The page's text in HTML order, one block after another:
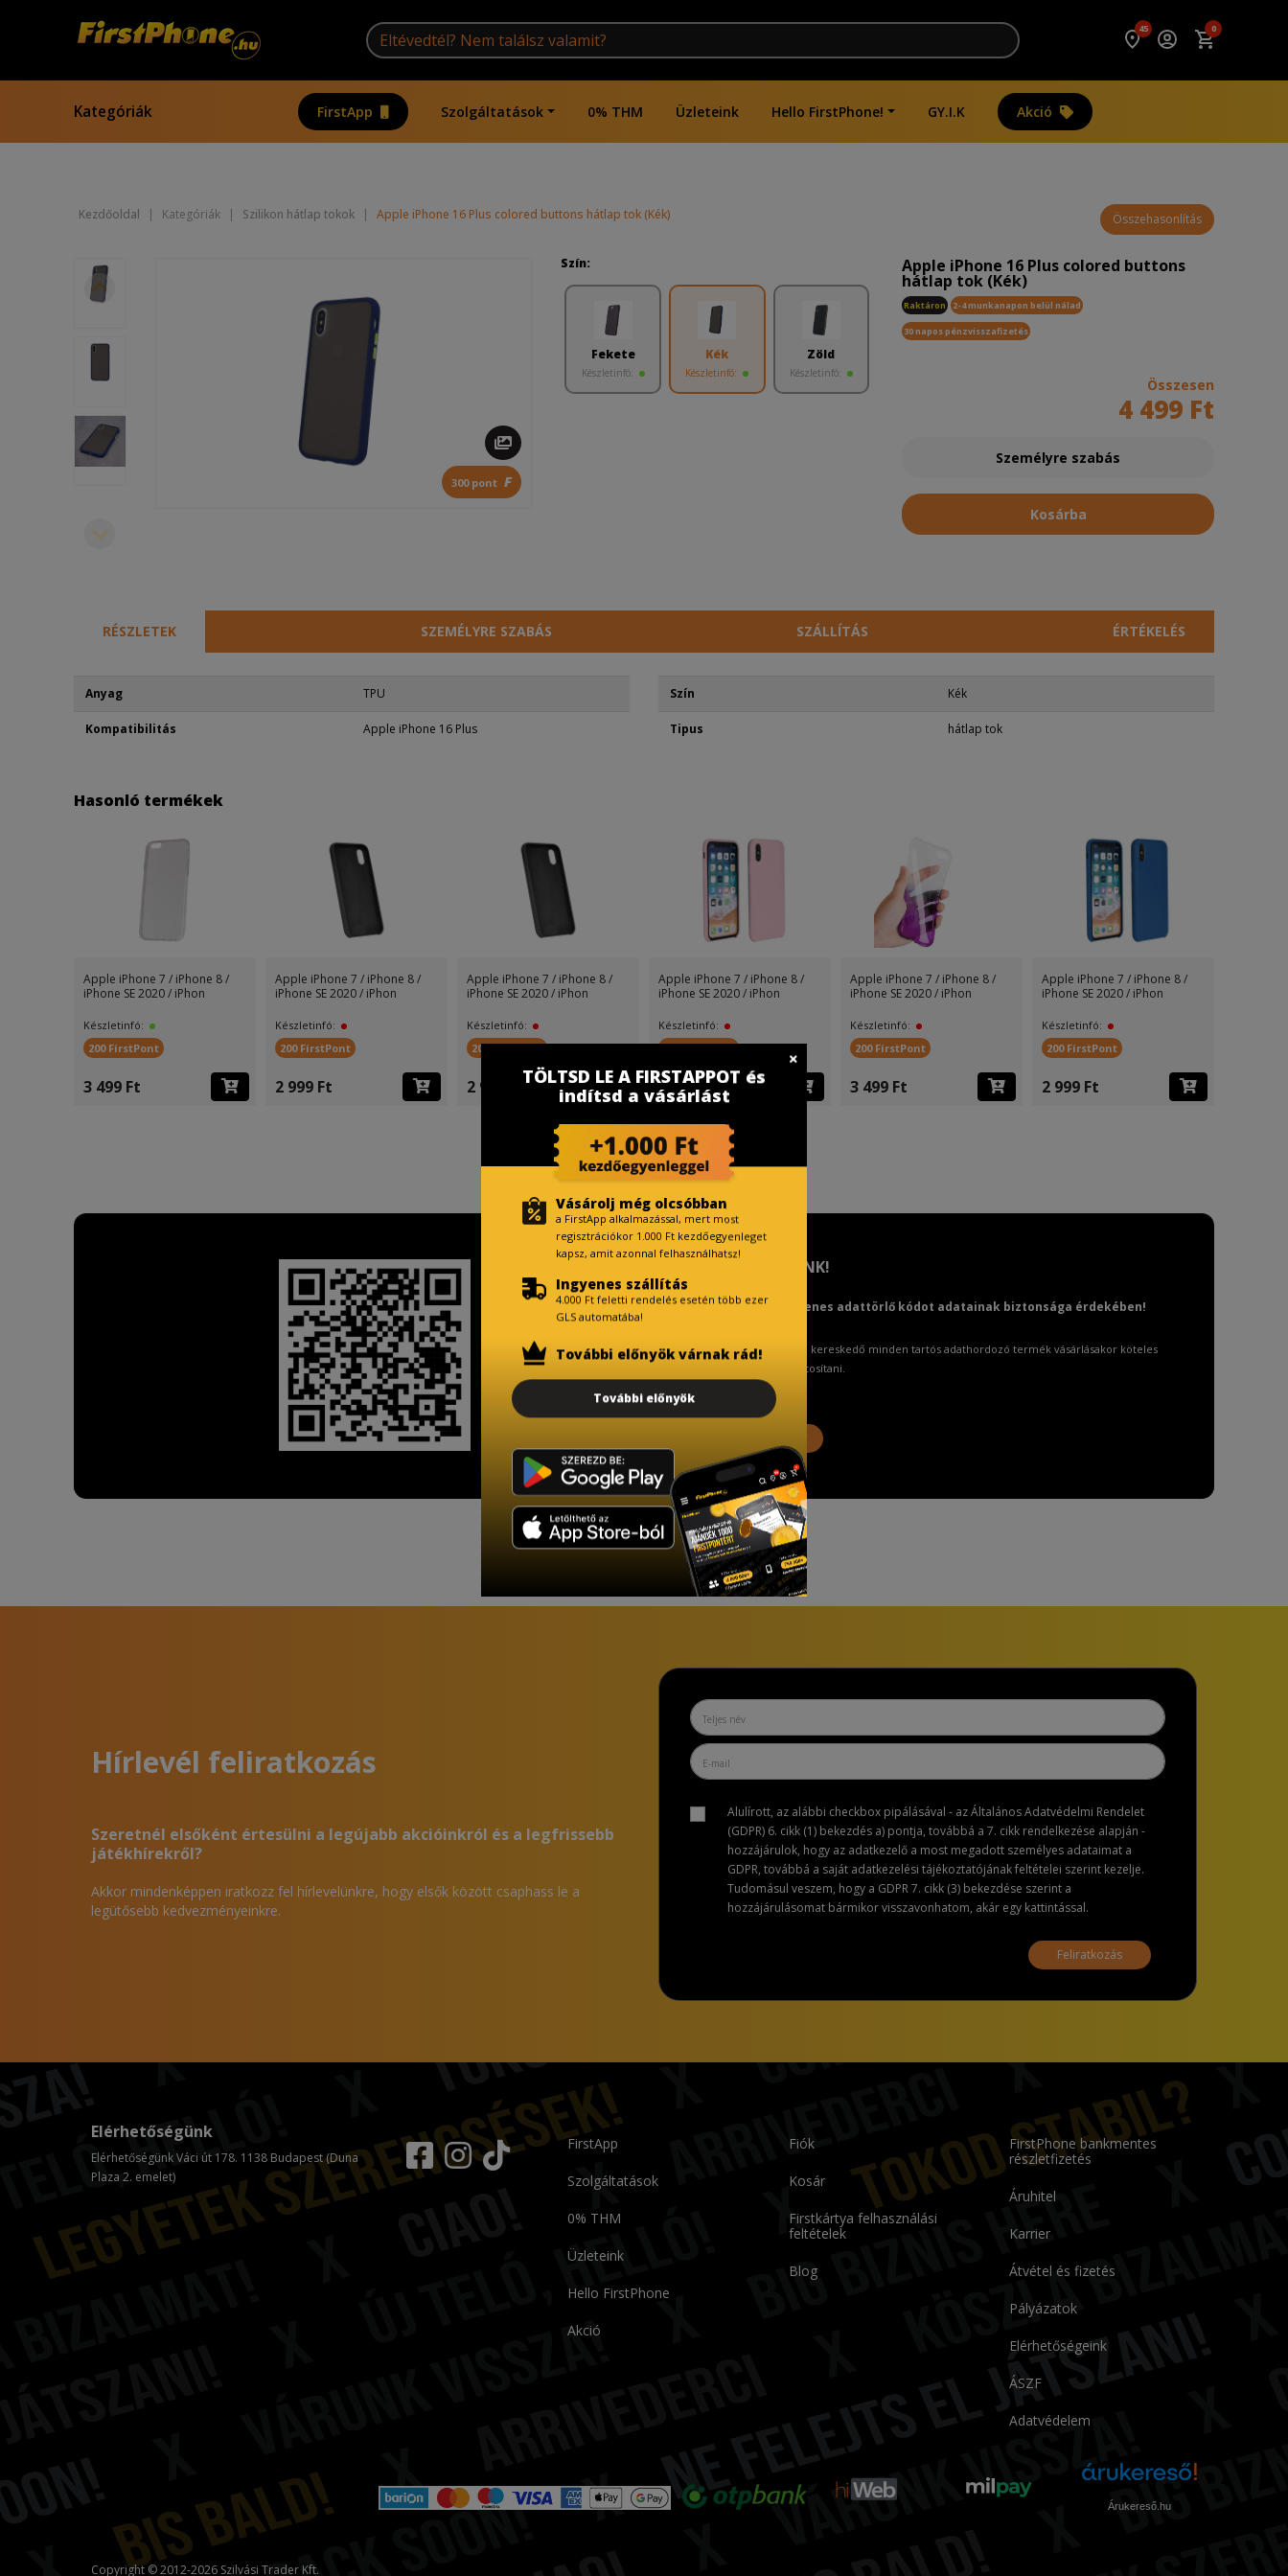
45 0
Kategóriák FirstApp Szolgáltatások 0% THM Üzleteink Hello FirstPhone! GY.I.K Akció
Kezdőoldal | Kategóriák | Szilikon hátlap tokok | Apple iPhone 16 Plus colored buttons hátlap tok (Kék) Összehasonlítás
300 pont F
Szín:
Fekete
Készletinfó:
Kék
Készletinfó:
Zöld
Készletinfó:
Apple iPhone 16 Plus colored buttons
hátlap tok (Kék)
Raktáron 2-4 munkanapon belül nálad
30 napos pénzvisszafizetés
Összesen
4 499 Ft
Személyre szabás
Kosárba
RÉSZLETEK SZEMÉLYRE SZABÁS SZÁLLÍTÁS ÉRTÉKELÉS
Anyag TPU
Kompatibilitás Apple iPhone 16 Plus
Szín Kék
Tipus hátlap tok
Hasonló termékek
Apple iPhone 7 / iPhone 8 /
iPhone SE 2020 / iPhon
Készletinfó:
200 FirstPont
3 499 Ft
Apple iPhone 7 / iPhone 8 /
iPhone SE 2020 / iPhon
Készletinfó:
200 FirstPont
2 999 Ft
Apple iPhone 7 / iPhone 8 /
iPhone SE 2020 / iPhon
Készletinfó:
200 FirstPont
2 999 Ft
Apple iPhone 7 / iPhone 8 /
iPhone SE 2020 / iPhon
Készletinfó:
200 FirstPont
2 999 Ft
Apple iPhone 7 / iPhone 8 /
iPhone SE 2020 / iPhon
Készletinfó:
200 FirstPont
3 499 Ft
Apple iPhone 7 / iPhone 8 /
iPhone SE 2020 / iPhon
Készletinfó:
200 FirstPont
2 999 Ft
TISZTELT VÁSÁRLÓNK!
Fizetésnél kérje az ingyenes adattörlő kódot adatainak biztonsága érdekében!
A Kormány döntése alapján a kereskedő minden tartós adathordozó termék vásárlásakor köteles
ingyenes adattörlő kódot biztosítani.
Hírlevél feliratkozás
Szeretnél elsőként értesülni a legújabb akcióinkról és a legfrissebb
játékhírekről?
Akkor mindenképpen iratkozz fel hírlevelünkre, hogy elsők között csaphass le a
legütősebb kedvezményeinkre.
Alulírott, az alábbi checkbox pipálásával - az Általános Adatvédelmi Rendelet
(GDPR) 6. cikk (1) bekezdés a) pontja, továbbá a 7. cikk rendelkezése alapján -
hozzájárulok, hogy az adatkezelő a most megadott személyes adataimat a
GDPR, továbbá a saját adatkezelési tájékoztatójának feltételei szerint kezelje.
Tudomásul veszem, hogy a GDPR 7. cikk (3) bekezdése szerint a
hozzájárulásomat bármikor visszavonhatom, akár egy kattintással.
Feliratkozás
FirstApp
Szolgáltatások
0% THM
Üzleteink
Hello FirstPhone
Akció
Fiók
Kosár
Firstkártya felhasználási
feltételek
Blog
FirstPhone bankmentes
részletfizetés
Áruhitel
Karrier
Átvétel és fizetés
Pályázatok
Elérhetőségeink
ÁSZF
Adatvédelem
Elérhetőségünk
Elérhetőségünk Váci út 178. 1138 Budapest (Duna
Plaza 2. emelet)
Árukereső.hu
Copyright © 2012-2026 Szilvási Trader Kft.
TÖLTSD LE A FIRSTAPPOT és
indítsd a vásárlást
Vásárolj még olcsóbban
a FirstApp alkalmazással, mert most
regisztrációkor 1.000 Ft kezdőegyenleget
kapsz, amit azonnal felhasználhatsz!
Ingyenes szállítás
4.000 Ft feletti rendelés esetén több ezer
GLS automatába!
További előnyök várnak rád!
További előnyök